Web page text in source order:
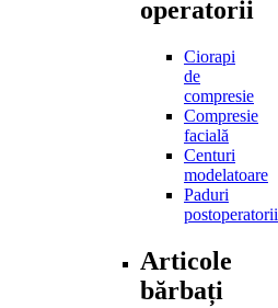
operatorii
Ciorapi
de
compresie
Compresie
facială
Centuri
modelatoare
Paduri
postoperatorii
Articole
bărbați